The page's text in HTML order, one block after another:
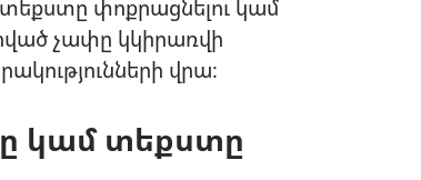
փոքրացնելու կամ
չափը կկիրառվի
վրա։
կամ տեքստը